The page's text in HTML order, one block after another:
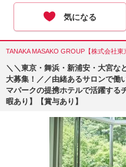
気になる
TANAKA MASAKO GROUP【株式会社
＼＼東京・舞浜・新浦安・大宮
大募集！／／由緒あるサロンで働
マパークの提携ホテルで活躍する
暇あり】【賞与あり】